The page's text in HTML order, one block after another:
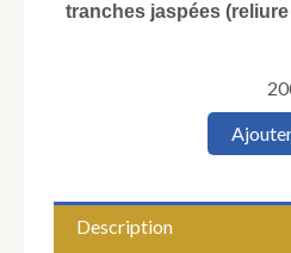
tranches jaspées (reliure
quantité
Description